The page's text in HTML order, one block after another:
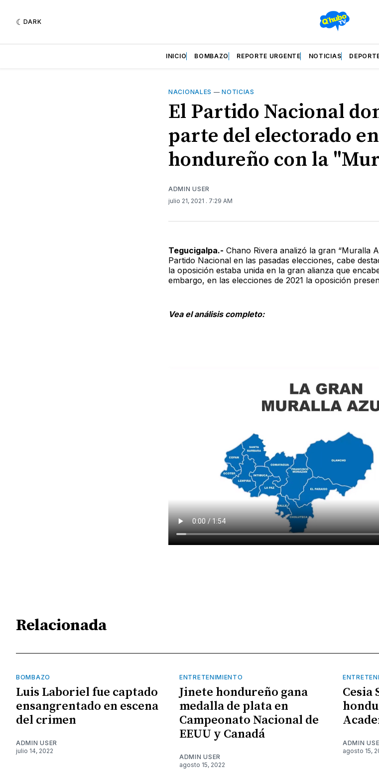
DARK
INICIO BOMBAZO REPORTE URGENTE NOTICIAS
NACIONALES —NOTICIAS
El Partido Nacional
parte del electorado
hondureño con la
ADMIN USER
julio 21, 2021 . 7:29 AM
Tegucigalpa.- Chano Rivera analizó la gran “Muralla
Partido Nacional en las pasadas elecciones, cabe
la oposición estaba unida en la gran alianza que
embargo, en las elecciones de 2021 la oposición
Vea el análisis completo:
Relacionada
BOMBAZO
Luis Laboriel fue captado
ensangrentado en escena
del crimen
ADMIN USER
julio 14, 2022
ENTRETENIMIENTO
Jinete hondureño gana
medalla de plata en
Campeonato Nacional de
EEUU y Canadá
ADMIN USER
agosto 15, 2022
Cesia
ADMIN
agosto 15,